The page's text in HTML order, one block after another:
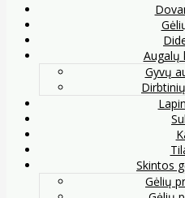
Augalų
Gyvų
Skintos
Gėlių